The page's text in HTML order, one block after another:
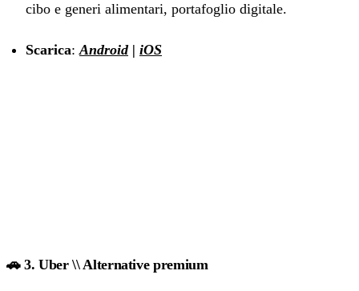
cibo e generi alimentari, portafoglio digitale.
Scarica:Android | iOS
🚗 3. Uber \\ Alternative premium